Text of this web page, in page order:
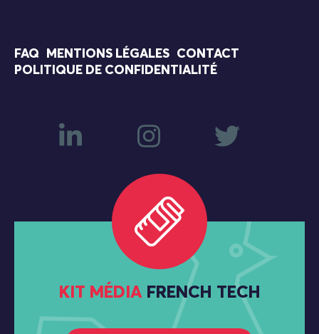
FAQ MENTIONS LÉGALES
CONTACT
POLITIQUE DE CONFIDENTIALITÉ
KIT MÉDIA FRENCH TECH